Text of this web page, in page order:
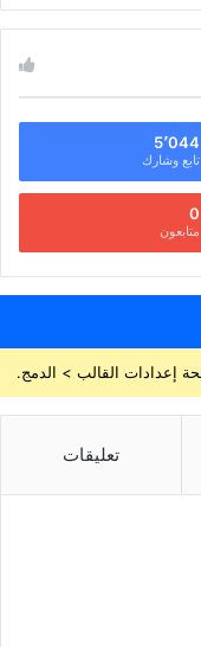
5٬044
تابع وشارك
0
متابعون
تعليقات